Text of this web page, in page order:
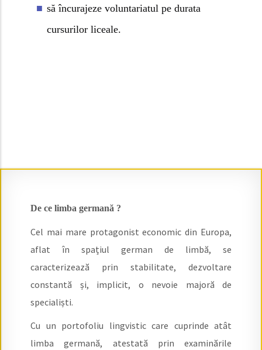
să încurajeze voluntariatul pe durata
cursurilor liceale.
De ce limba germană ?
Cel mai mare protagonist economic din Europa,
aflat în spațiul german de limbă, se
caracterizează prin stabilitate, dezvoltare
constantă și, implicit, o nevoie majoră de
specialiști.
Cu un portofoliu lingvistic care cuprinde atât
limba germană, atestată prin examinările